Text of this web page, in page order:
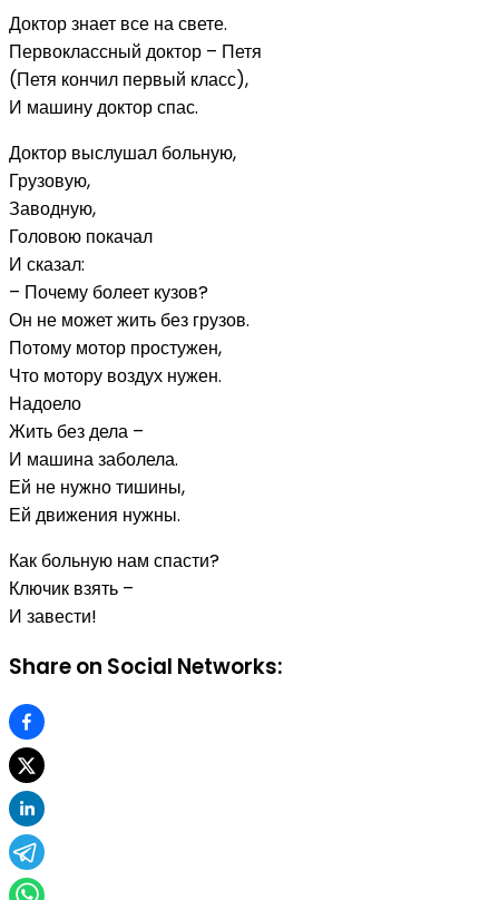
Доктор знает все на свете.
Первоклассный доктор – Петя
(Петя кончил первый класс),
И машину доктор спас.
Доктор выслушал больную,
Грузовую,
Заводную,
Головою покачал
И сказал:
– Почему болеет кузов?
Он не может жить без грузов.
Потому мотор простужен,
Что мотору воздух нужен.
Надоело
Жить без дела –
И машина заболела.
Ей не нужно тишины,
Ей движения нужны.
Как больную нам спасти?
Ключик взять –
И завести!
Share on Social Networks: